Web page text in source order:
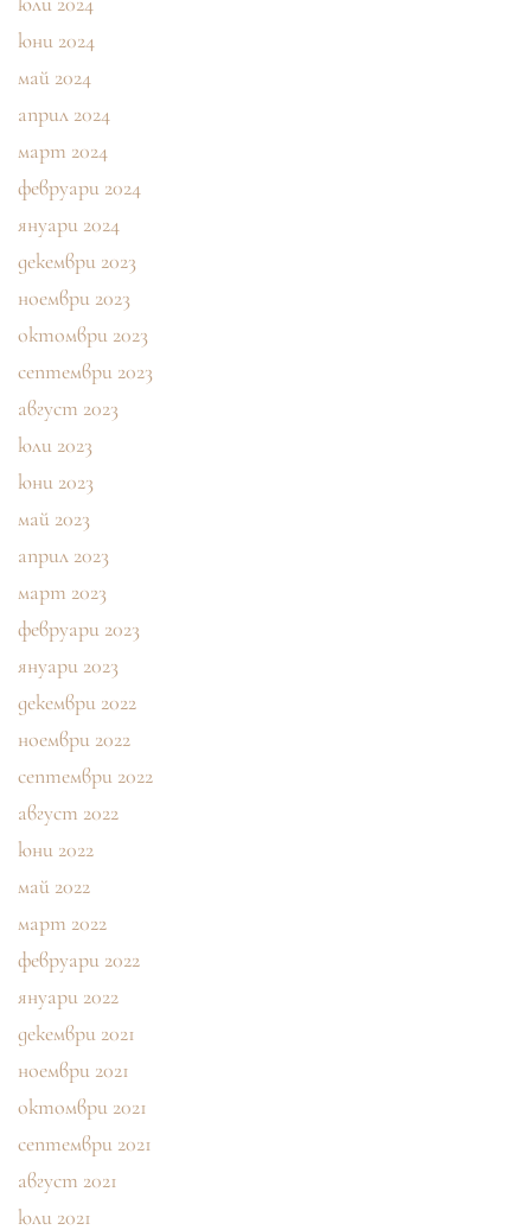
юни 2024
май 2024
април 2024
март 2024
февруари 2024
януари 2024
декември 2023
ноември 2023
октомври 2023
септември 2023
август 2023
юли 2023
юни 2023
май 2023
април 2023
март 2023
февруари 2023
януари 2023
декември 2022
ноември 2022
септември 2022
август 2022
юни 2022
май 2022
март 2022
февруари 2022
януари 2022
декември 2021
ноември 2021
октомври 2021
септември 2021
август 2021
юли 2021